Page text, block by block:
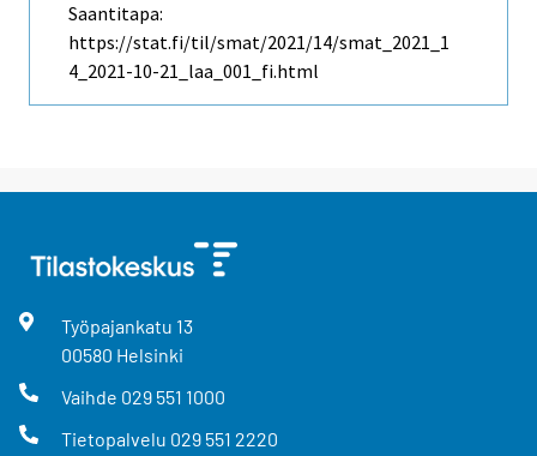
Saantitapa:
https://stat.fi/til/smat/2021/14/smat_2021_1
4_2021-10-21_laa_001_fi.html
Työpajankatu 13
00580 Helsinki
Vaihde 029 551 1000
Tietopalvelu 029 551 2220